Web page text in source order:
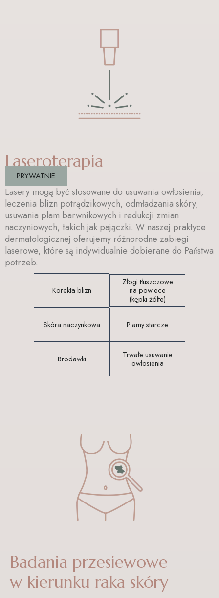
Laseroterapia
PRYWATNIE
Lasery mogą być stosowane do usuwania owłosienia,
leczenia blizn potrądzikowych, odmładzania skóry,
usuwania plam barwnikowych i redukcji zmian
naczyniowych, takich jak pajączki. W naszej praktyce
dermatologicznej oferujemy różnorodne zabiegi
laserowe, które są indywidualnie dobierane do Państwa
potrzeb.
Korekta blizn
Złogi tłuszczowe
na powiece
(kępki żółte)
Skóra naczynkowa Plamy starcze
Brodawki
Trwałe usuwanie
owłosienia
Badania przesiewowe
w kierunku raka skóry